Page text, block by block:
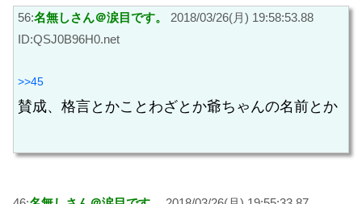
56:名無しさん＠涙目です。
2018/03/26(月) 19:58:53.88
ID:QSJ0B96H0.net
>>45
賛成、格言とかことわざとか爺ちゃんの名前とか